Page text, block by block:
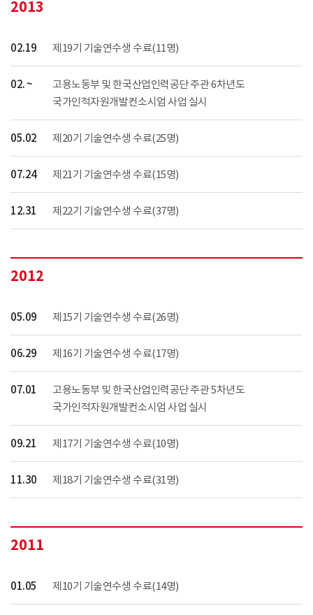
2013
02.19 제19기 기술연수생 수료(11명)
02. ~
고용노동부 및 한국산업인력공단 주관 6차년도
국가인적자원개발컨소시엄 사업 실시
05.02 제20기 기술연수생 수료(25명)
07.24 제21기 기술연수생 수료(15명)
12.31 제22기 기술연수생 수료(37명)
2012
05.09 제15기 기술연수생 수료(26명)
06.29 제16기 기술연수생 수료(17명)
07.01
고용노동부 및 한국산업인력공단 주관 5차년도
국가인적자원개발컨소시엄 사업 실시
09.21 제17기 기술연수생 수료(10명)
11.30 제18기 기술연수생 수료(31명)
2011
01.05 제10기 기술연수생 수료(14명)